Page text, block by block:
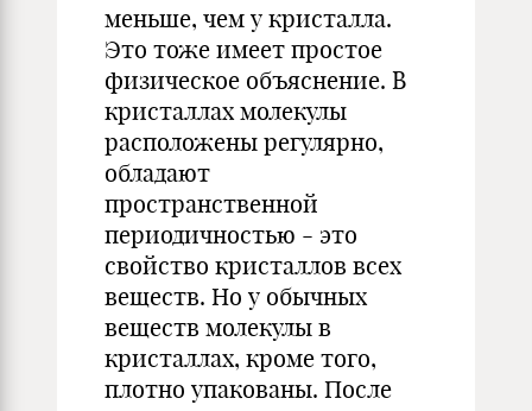
меньше, чем у кристалла.
Это тоже имеет простое
физическое объяснение. В
кристаллах молекулы
расположены регулярно,
обладают
пространственной
периодичностью - это
свойство кристаллов всех
веществ. Но у обычных
веществ молекулы в
кристаллах, кроме того,
плотно упакованы. После